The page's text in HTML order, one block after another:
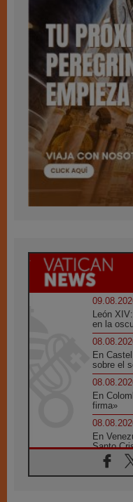
León
en la
En
sobre el
En
firma»
En
Santo
El Papa: